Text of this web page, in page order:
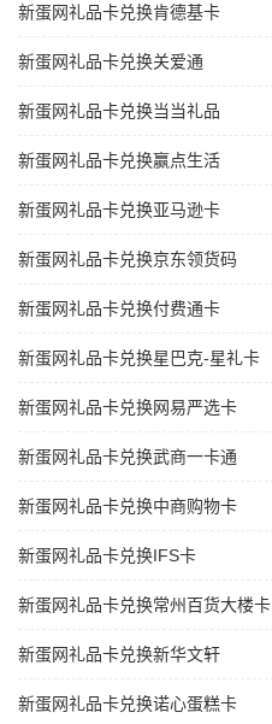
新蛋网礼品卡兑换肯德基卡
新蛋网礼品卡兑换关爱通
新蛋网礼品卡兑换当当礼品
新蛋网礼品卡兑换赢点生活
新蛋网礼品卡兑换亚马逊卡
新蛋网礼品卡兑换京东领货码
新蛋网礼品卡兑换付费通卡
新蛋网礼品卡兑换星巴克-星礼卡
新蛋网礼品卡兑换网易严选卡
新蛋网礼品卡兑换武商一卡通
新蛋网礼品卡兑换中商购物卡
新蛋网礼品卡兑换IFS卡
新蛋网礼品卡兑换常州百货大楼卡
新蛋网礼品卡兑换新华文轩
新蛋网礼品卡兑换诺心蛋糕卡